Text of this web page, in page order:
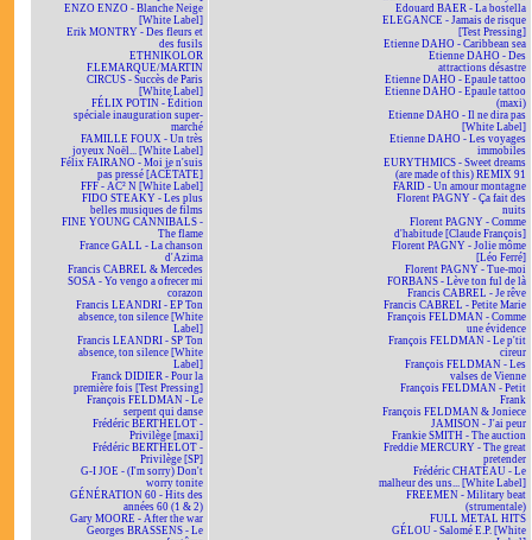
ENZO ENZO - Blanche Neige
[White Label]
Erik MONTRY - Des fleurs et
des fusils
ETHNIKOLOR
F.LEMARQUE/MARTIN
CIRCUS - Succès de Paris
[White Label]
FÉLIX POTIN - Édition
spéciale inauguration super-
marché
FAMILLE FOUX - Un très
joyeux Noël... [White Label]
Félix FAIRANO - Moi je n'suis
pas pressé [ACÉTATE]
FFF - AC² N [White Label]
FIDO STEAKY - Les plus
belles musiques de films
FINE YOUNG CANNIBALS -
The flame
France GALL - La chanson
d'Azima
Francis CABREL & Mercedes
SOSA - Yo vengo a ofrecer mi
corazon
Francis LEANDRI - EP Ton
absence, ton silence [White
Label]
Francis LEANDRI - SP Ton
absence, ton silence [White
Label]
Franck DIDIER - Pour la
première fois [Test Pressing]
François FELDMAN - Le
serpent qui danse
Frédéric BERTHELOT -
Privilège [maxi]
Frédéric BERTHELOT -
Privilège [SP]
G-I JOE - (I'm sorry) Don't
worry tonite
GÉNÉRATION 60 - Hits des
années 60 (1 & 2)
Gary MOORE - After the war
Georges BRASSENS - Le
Edouard BAER - La bostella
ELEGANCE - Jamais de risque
[Test Pressing]
Etienne DAHO - Caribbean sea
Etienne DAHO - Des
attractions désastre
Etienne DAHO - Epaule tattoo
Etienne DAHO - Epaule tattoo
(maxi)
Etienne DAHO - Il ne dira pas
[White Label]
Etienne DAHO - Les voyages
immobiles
EURYTHMICS - Sweet dreams
(are made of this) REMIX 91
FARID - Un amour montagne
Florent PAGNY - Ça fait des
nuits
Florent PAGNY - Comme
d'habitude [Claude François]
Florent PAGNY - Jolie môme
[Léo Ferré]
Florent PAGNY - Tue-moi
FORBANS - Lève ton ful de là
Francis CABREL - Je rêve
Francis CABREL - Petite Marie
François FELDMAN - Comme
une évidence
François FELDMAN - Le p'tit
cireur
François FELDMAN - Les
valses de Vienne
François FELDMAN - Petit
Frank
François FELDMAN & Joniece
JAMISON - J'ai peur
Frankie SMITH - The auction
Freddie MERCURY - The great
pretender
Frédéric CHATEAU - Le
malheur des uns... [White Label]
FREEMEN - Military beat
(strumentale)
FULL METAL HITS
GÉLOU - Salomé E.P. [White